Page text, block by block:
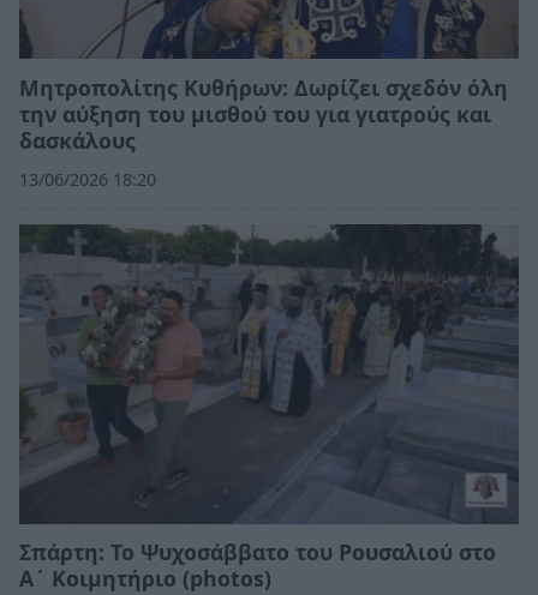
Μητροπολίτης Κυθήρων: Δωρίζει σχεδόν όλη
την αύξηση του μισθού του για γιατρούς και
δασκάλους
13/06/2026 18:20
Σπάρτη: Το Ψυχοσάββατο του Ρουσαλιού στο
Α΄ Κοιμητήριο (photos)